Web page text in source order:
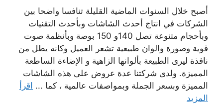
أصبح خلال السنوات الماضية القليلة تنافسا واضحا بين
الشركات في انتاج أحدث الشاشات وبأحدث التقنيات
وبأحجام متنوعة تصل 140و 150 بوصة وبأنظمة صوت
قوية وصورة والوان طبيعية تشعر العميل وكانه يطل من
نافذة ليرى الطبيعة بألوانها الزاهية و الإضاءة الساطعة
المميزة. ولدى شركتنا عدة عروض على هذه الشاشات
المميزة وبسعر الجملة وبمواصفات عالمية ، كما ... اقرأ
المزيد